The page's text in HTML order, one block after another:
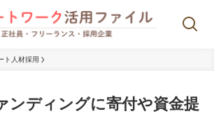
ト人材採用
ンディングに寄付や資金提